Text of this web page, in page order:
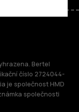
Bertel
číslo 2724044-
je společnost HMD
společnosti